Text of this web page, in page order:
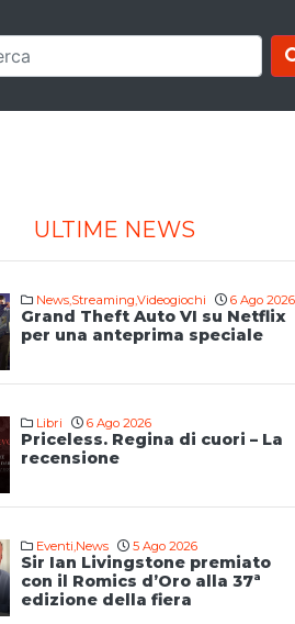
ULTIME NEWS
News,Streaming,Videogiochi 6 Ago 2026
Grand Theft Auto VI su Netflix
per una anteprima speciale
Libri 6 Ago 2026
Priceless. Regina di cuori – La
recensione
Eventi,News 5 Ago 2026
Sir Ian Livingstone premiato
con il Romics d’Oro alla 37ª
edizione della fiera